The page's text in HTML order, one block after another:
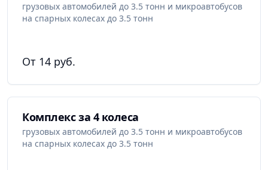
грузовых автомобилей до 3.5 тонн и микроавтобусов
на спарных колесах до 3.5 тонн
От 14 руб.
Комплекс за 4 колеса
грузовых автомобилей до 3.5 тонн и микроавтобусов
на спарных колесах до 3.5 тонн